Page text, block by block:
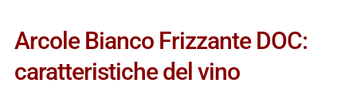
Arcole Bianco Frizzante DOC:
caratteristiche del vino